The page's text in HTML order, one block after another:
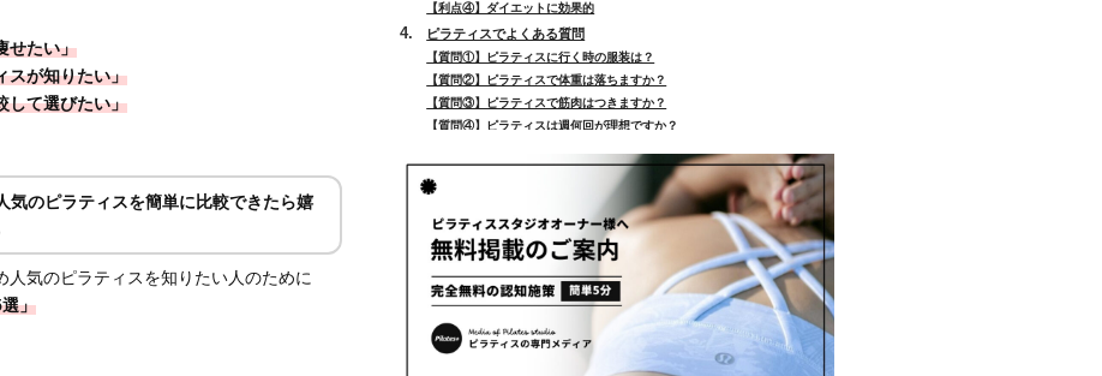
せたい」
スが知りたい」
して選びたい」
気のピラティスを簡単に比較できたら嬉
気のピラティスを知りたい人のために
」
【利点④】ダイエットに効果的
ピラティスでよくある質問
【質問①】ピラティスに行く時の服装は？
【質問②】ピラティスで体重は落ちますか？
【質問③】ピラティスで筋肉はつきますか？
【質問④】ピラティスは週何回が理想ですか？
【質問⑥】ピラティスで体の歪みは治せますか？
【質問⑦】ピラティスとヨガどっちが痩せますか？
【質問⑧】ピラティスはどんな人に向いてますか？
【質問⑨】ピラティスは月に何回やればいいですか？
【質問⑩】ピラティスを3ヶ月続けるとどんな効果がある？
まとめ